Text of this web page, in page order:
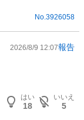
No. 3926058
2026/8/9 12:07報告
はい
18
いいえ
5